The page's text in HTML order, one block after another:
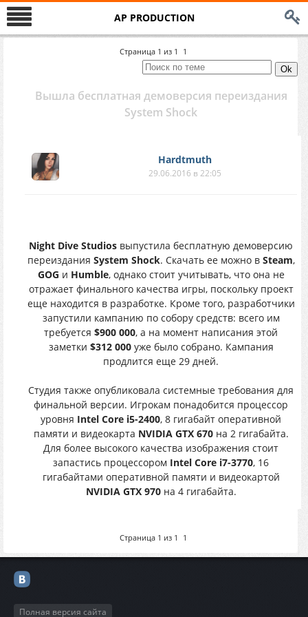
AP PRODUCTION
Страница 1 из 1 1
Вышла бесплатная демоверсия переиздания
System Shock
Hardtmuth
29.06.2016 в 22:05
Night Dive Studios выпустила бесплатную демоверсию
переиздания System Shock. Скачать ее можно в Steam,
GOG и Humble, однако стоит учитывать, что она не
отражает финального качества игры, поскольку проект
еще находится в разработке. Кроме того, разработчики
запустили кампанию по собору средств: всего им
требуется $900 000, а на момент написания этой
заметки $312 000уже было собрано. Кампания
продлится еще 29 дней.
Студия также опубликовала системные требования для
финальной версии. Игрокам понадобится процессор
уровня Intel Core i5-2400, 8 гигабайт оперативной
памяти и видеокарта NVIDIA GTX 670на 2 гигабайта.
Для более высокого качества изображения стоит
запастись процессором Intel Core i7-3770, 16
гигабайтами оперативной памяти и видеокартой
NVIDIA GTX 970 на 4 гигабайта.
Страница 1 из 1 1
Полная версия сайта